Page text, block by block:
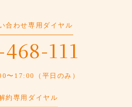
合わせ専用ダイヤル
111
〜17:00（平日のみ）
約専用ダイヤル